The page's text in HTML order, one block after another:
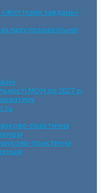
завдань»
позашкільної
МОН до 2027 р.
практична
науково-практична